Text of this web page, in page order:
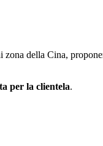
della Cina,
per la clientela.